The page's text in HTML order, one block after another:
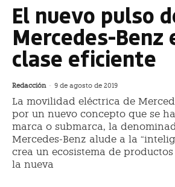
El nuevo pulso
Mercedes-Benz
clase eficiente
Redacción - 9 de agosto de 2019
La movilidad eléctrica de
por un nuevo concepto que se
marca o submarca, la
Mercedes-Benz alude a la
crea un ecosistema de
la nueva